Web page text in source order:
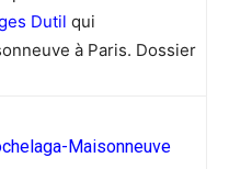
Dutil qui
à Paris. Dossier
Maisonneuve